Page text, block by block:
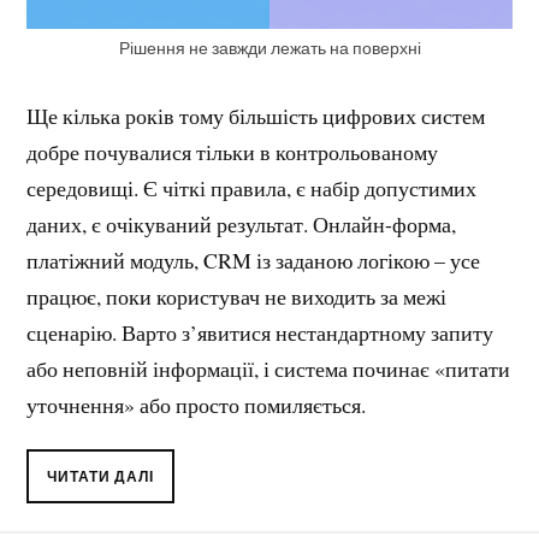
Рішення не завжди лежать на поверхні
Ще кілька років тому більшість цифрових систем
добре почувалися тільки в контрольованому
середовищі. Є чіткі правила, є набір допустимих
даних, є очікуваний результат. Онлайн-форма,
платіжний модуль, CRM із заданою логікою – усе
працює, поки користувач не виходить за межі
сценарію. Варто з’явитися нестандартному запиту
або неповній інформації, і система починає «питати
уточнення» або просто помиляється.
ЧИТАТИ ДАЛІ